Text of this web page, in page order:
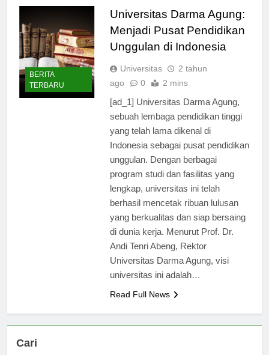
BERITA
TERBARU
Universitas Darma Agung:
Menjadi Pusat Pendidikan
Unggulan di Indonesia
Universitas
2 tahun
[ad_1] Universitas Darma Agung,
sebuah lembaga pendidikan tinggi
yang telah lama dikenal di
Indonesia sebagai pusat pendidikan
unggulan. Dengan berbagai
program studi dan fasilitas yang
lengkap, universitas ini telah
berhasil mencetak ribuan lulusan
yang berkualitas dan siap bersaing
di dunia kerja. Menurut Prof. Dr.
Andi Tenri Abeng, Rektor
Universitas Darma Agung, visi